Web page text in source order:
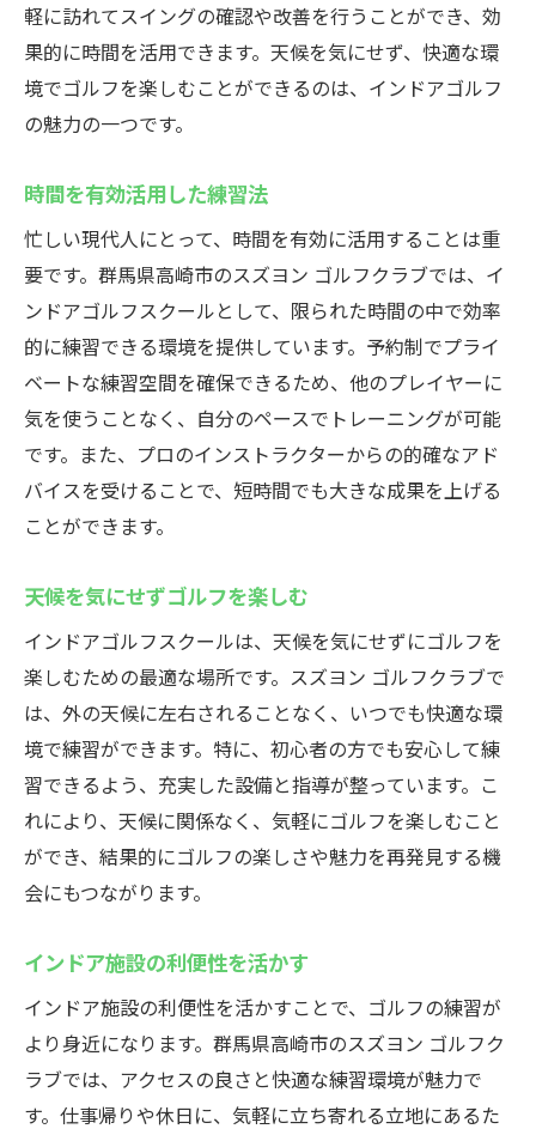
軽に訪れてスイングの確認や改善を行うことができ、効
果的に時間を活用できます。天候を気にせず、快適な環
境でゴルフを楽しむことができるのは、インドアゴルフ
の魅力の一つです。
時間を有効活用した練習法
忙しい現代人にとって、時間を有効に活用することは重
要です。群馬県高崎市のスズヨン ゴルフクラブでは、イ
ンドアゴルフスクールとして、限られた時間の中で効率
的に練習できる環境を提供しています。予約制でプライ
ベートな練習空間を確保できるため、他のプレイヤーに
気を使うことなく、自分のペースでトレーニングが可能
です。また、プロのインストラクターからの的確なアド
バイスを受けることで、短時間でも大きな成果を上げる
ことができます。
天候を気にせずゴルフを楽しむ
インドアゴルフスクールは、天候を気にせずにゴルフを
楽しむための最適な場所です。スズヨン ゴルフクラブで
は、外の天候に左右されることなく、いつでも快適な環
境で練習ができます。特に、初心者の方でも安心して練
習できるよう、充実した設備と指導が整っています。こ
れにより、天候に関係なく、気軽にゴルフを楽しむこと
ができ、結果的にゴルフの楽しさや魅力を再発見する機
会にもつながります。
インドア施設の利便性を活かす
インドア施設の利便性を活かすことで、ゴルフの練習が
より身近になります。群馬県高崎市のスズヨン ゴルフク
ラブでは、アクセスの良さと快適な練習環境が魅力で
す。仕事帰りや休日に、気軽に立ち寄れる立地にあるた